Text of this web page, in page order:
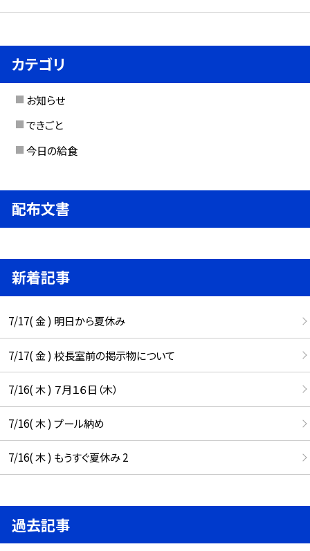
カテゴリ
お知らせ
できごと
今日の給食
配布文書
新着記事
7/17( 金 ) 明日から夏休み
7/17( 金 ) 校長室前の掲示物について
7/16( 木 ) ７月１６日（木）
7/16( 木 ) プール納め
7/16( 木 ) もうすぐ夏休み 2
過去記事